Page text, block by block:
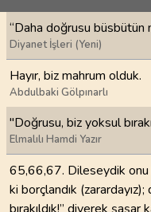
“Daha doğrusu büsbütün
Diyanet İşleri (Yeni)
Hayır, biz mahrum olduk.
Abdulbaki Gölpınarlı
"Doğrusu, biz yoksul
Elmalılı Hamdi Yazır
65,66,67. Dileseydik onu
ki borçlandık
bırakıldık!” diyerek şaşar